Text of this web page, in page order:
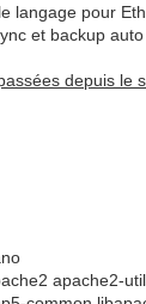
langage pour
et backup
depuis le
apache2-